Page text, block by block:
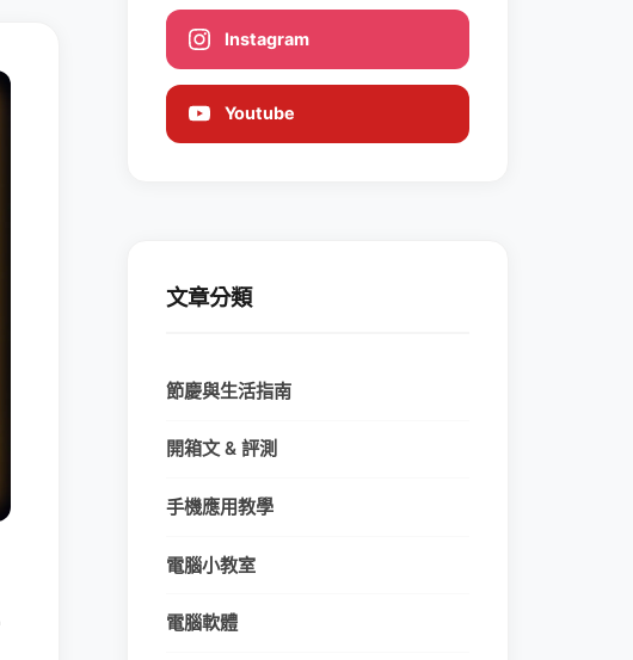
Instagram
Youtube
文章分類
節慶與生活指南
開箱文 & 評測
手機應用教學
電腦小教室
電腦軟體